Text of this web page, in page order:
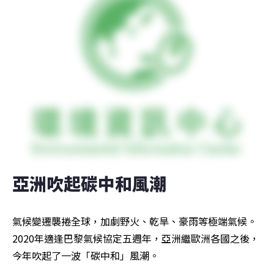
亞洲吹起碳中和風潮
氣候變遷襲捲全球，加劇野火、乾旱、豪雨等極端氣候。
2020年適逢巴黎氣候協定五週年，亞洲繼歐洲各國之後，
今年吹起了一波「碳中和」風潮。